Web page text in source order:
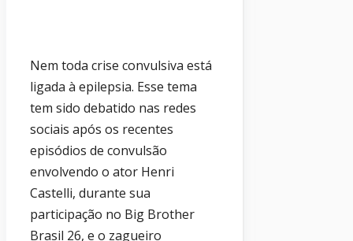
Nem toda crise convulsiva está
ligada à epilepsia. Esse tema
tem sido debatido nas redes
sociais após os recentes
episódios de convulsão
envolvendo o ator Henri
Castelli, durante sua
participação no Big Brother
Brasil 26, e o zagueiro